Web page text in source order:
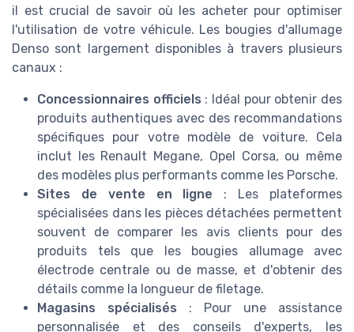
il est crucial de savoir où les acheter pour optimiser
l'utilisation de votre véhicule. Les bougies d'allumage
Denso sont largement disponibles à travers plusieurs
canaux :
Concessionnaires officiels : Idéal pour obtenir des
produits authentiques avec des recommandations
spécifiques pour votre modèle de voiture. Cela
inclut les Renault Megane, Opel Corsa, ou même
des modèles plus performants comme les Porsche.
Sites de vente en ligne : Les plateformes
spécialisées dans les pièces détachées permettent
souvent de comparer les avis clients pour des
produits tels que les bougies allumage avec
électrode centrale ou de masse, et d'obtenir des
détails comme la longueur de filetage.
Magasins spécialisés : Pour une assistance
personnalisée et des conseils d'experts, les